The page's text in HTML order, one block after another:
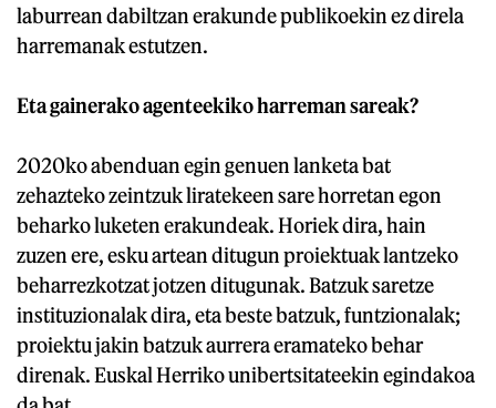
laburrean dabiltzan erakunde publikoekin ez direla
harremanak estutzen.
Eta gainerako agenteekiko harreman sareak?
2020ko abenduan egin genuen lanketa bat
zehazteko zeintzuk liratekeen sare horretan egon
beharko luketen erakundeak. Horiek dira, hain
zuzen ere, esku artean ditugun proiektuak lantzeko
beharrezkotzat jotzen ditugunak. Batzuk saretze
instituzionalak dira, eta beste batzuk, funtzionalak;
proiektu jakin batzuk aurrera eramateko behar
direnak. Euskal Herriko unibertsitateekin egindakoa